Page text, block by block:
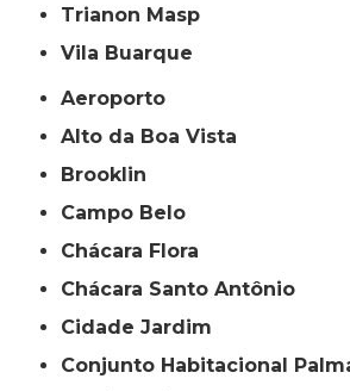
Trianon Masp
Vila Buarque
Aeroporto
Alto da Boa Vista
Brooklin
Campo Belo
Chácara Flora
Chácara Santo Antônio
Cidade Jardim
Conjunto Habitacional